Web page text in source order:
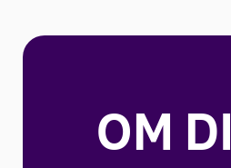
OM DI